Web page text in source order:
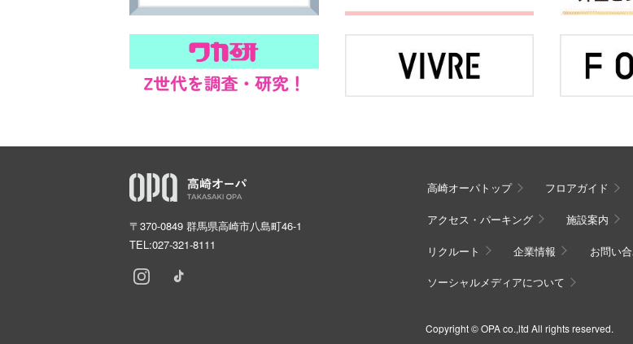
〒370-0849 群馬県高崎市八島町46-1
TEL:027-321-8111
高崎オーパトップ フロアガイド
アクセス・パーキング 施設案内
リクルート 企業情報 お問い
ソーシャルメディアについて
Copyright © OPA co.,ltd All rights reserved.